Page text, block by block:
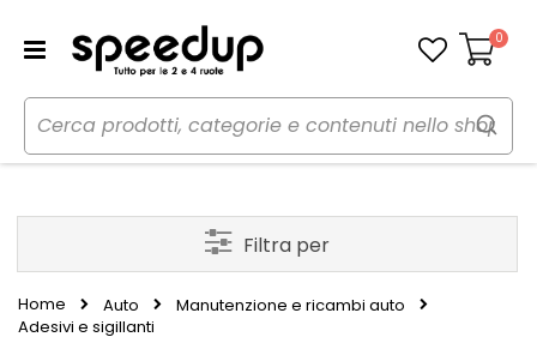
Carrello
0
Home Auto
Manutenzione e ricambi auto
Adesivi e sigillanti
Filtra per